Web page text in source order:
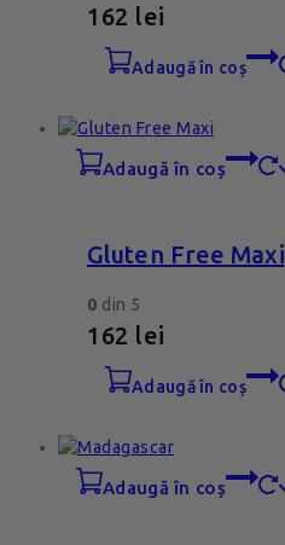
162 lei
adaugă în coș
adaugă în coș
Gluten Free Maxi
0 din 5
162 lei
adaugă în coș
adaugă în coș